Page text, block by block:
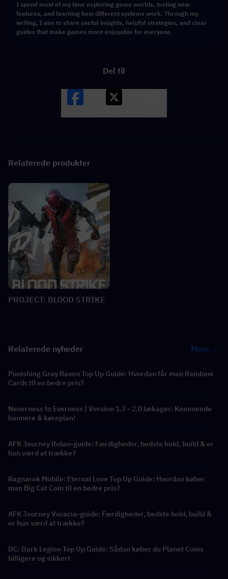
I spend most of my time exploring game worlds, testing new
features, and learning how different systems work. Through my
writing, I aim to share useful insights, helpful strategies, and clear
guides that make games more enjoyable for everyone.
Del til
Relaterede produkter
PROJECT: BLOOD STRIKE
Relaterede nyheder More
Punishing Gray Raven Top Up Guide: Hvordan får man Rainbow
Cards til en bedre pris?
Neverness to Everness | Version 1.2 - 2.0 lækager: Kommende
bannere & køreplan!
AFK Journey Rolan-guide: Færdigheder, bedste hold, build & er
han værd at trække?
Ragnarok Mobile: Eternal Love Top Up Guide: Hvordan køber
man Big Cat Coin til en bedre pris?
AFK Journey Voracia-guide: Færdigheder, bedste hold, build &
er hun værd at trække?
DC: Dark Legion Top Up Guide: Sådan køber du Planet Coins
billigere og sikkert